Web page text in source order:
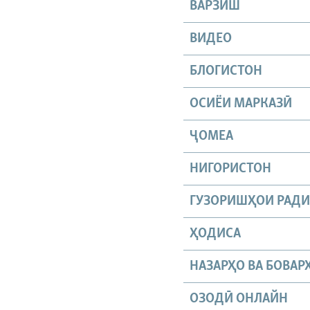
ВАРЗИШ
ВИДЕО
БЛОГИСТОН
ОСИЁИ МАРКАЗӢ
ҶОМEА
НИГОРИСТОН
ГУЗОРИШҲОИ
ҲОДИСА
НАЗАРҲО ВА
ОЗОДӢ ОНЛАЙН